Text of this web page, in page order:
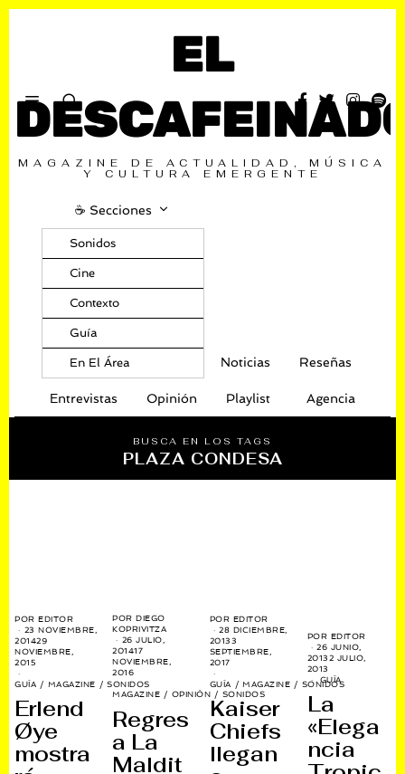
EL
MAGAZINE DE ACTUALIDAD, MÚSICA
Y CULTURA EMERGENTE
☕️ Secciones
Sonidos
Cine
Contexto
Guía
En El Área Noticias Reseñas
Entrevistas Opinión Playlist Agencia
BUSCA EN LOS TAGS
PLAZA CONDESA
POREDITOR
23 NOVIEMBRE,
201429
NOVIEMBRE,
2015
GUÍA / MAGAZINE / SONIDOS
Erlend
Øye
mostra
PORDIEGO
KOPRIVITZA
26 JULIO,
201417
NOVIEMBRE,
2016
MAGAZINE / OPINIÓN / SONIDOS
Regres
a La
Maldit
POR EDITOR
28 DICIEMBRE,
2013 3
SEPTIEMBRE,
2017
GUÍA / MAGAZINE / SONIDOS
Kaiser
Chiefs
llegan
POR EDITOR
26 JUNIO,
2013 2 JULIO,
2013
GUÍA
La
«Elega
ncia